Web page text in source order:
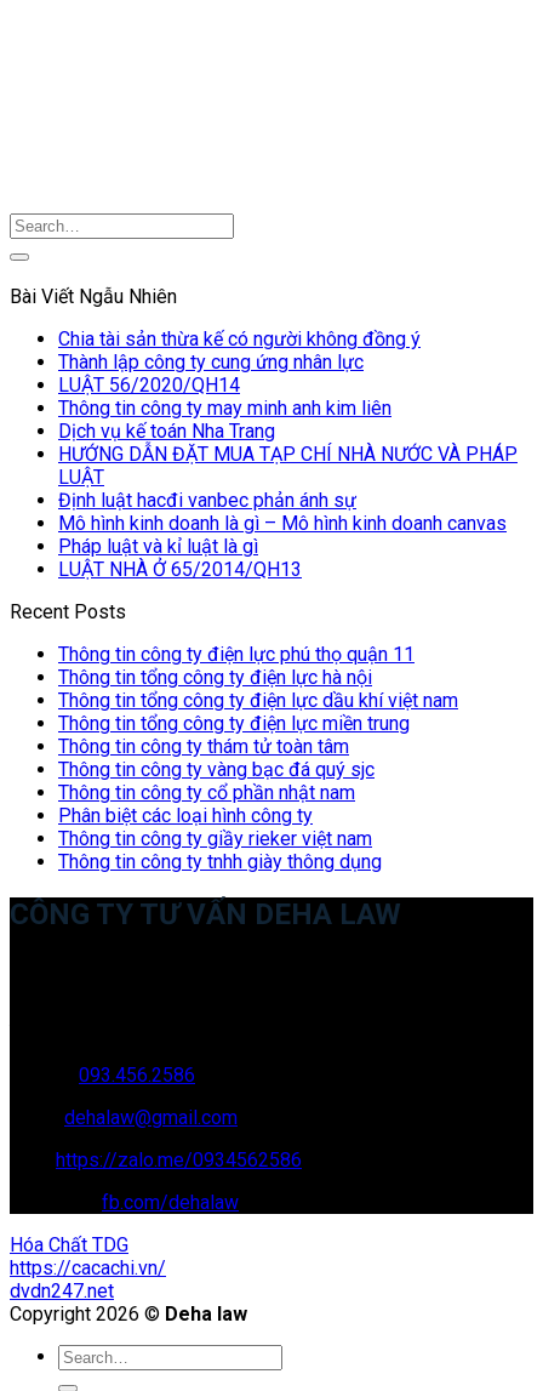
Bài Viết Ngẫu Nhiên
Chia tài sản thừa kế có người không đồng ý
Thành lập công ty cung ứng nhân lực
LUẬT 56/2020/QH14
Thông tin công ty may minh anh kim liên
Dịch vụ kế toán Nha Trang
HƯỚNG DẪN ĐẶT MUA TẠP CHÍ NHÀ NƯỚC VÀ PHÁP
LUẬT
Định luật hacđi vanbec phản ánh sự
Mô hình kinh doanh là gì – Mô hình kinh doanh canvas
Pháp luật và kỉ luật là gì
LUẬT NHÀ Ở 65/2014/QH13
Recent Posts
Thông tin công ty điện lực phú thọ quận 11
Thông tin tổng công ty điện lực hà nội
Thông tin tổng công ty điện lực dầu khí việt nam
Thông tin tổng công ty điện lực miền trung
Thông tin công ty thám tử toàn tâm
Thông tin công ty vàng bạc đá quý sjc
Thông tin công ty cổ phần nhật nam
Phân biệt các loại hình công ty
Thông tin công ty giầy rieker việt nam
Thông tin công ty tnhh giày thông dụng
CÔNG TY TƯ VẤN DEHA LAW
093.456.2586
dehalaw@gmail.com
https://zalo.me/0934562586
fb.com/dehalaw
Hóa Chất TDG
https://cacachi.vn/
dvdn247.net
Copyright 2026 © Deha law